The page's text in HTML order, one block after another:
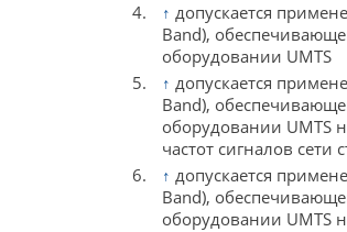
↑ допускается
Band),
оборудовании UMTS
↑ допускается
Band),
оборудовании UMTS
частот сигналов сети
↑ допускается
Band),
оборудовании UMTS